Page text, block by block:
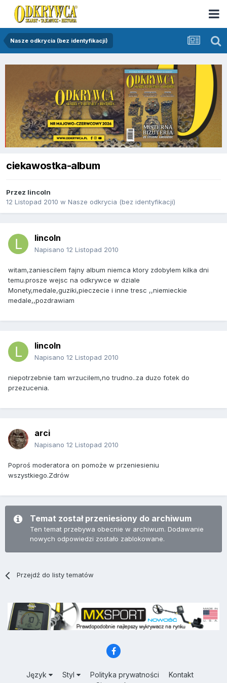
Nasze odkrycia (bez identyfikacji)
ciekawostka-album
Przez lincoln
12 Listopad 2010 w Nasze odkrycia (bez identyfikacji)
lincoln
Napisano 12 Listopad 2010
witam,zaniescilem fajny album niemca ktory zdobylem kilka dni
temu.prosze wejsc na odkrywce w dziale
Monety,medale,guziki,pieczecie i inne tresc ,,niemieckie
medale,,pozdrawiam
lincoln
Napisano 12 Listopad 2010
niepotrzebnie tam wrzucilem,no trudno..za duzo fotek do
przezucenia.
arci
Napisano 12 Listopad 2010
Poproś moderatora on pomoże w przeniesieniu
wszystkiego.Zdrów
Temat został przeniesiony do archiwum
Ten temat przebywa obecnie w archiwum. Dodawanie
nowych odpowiedzi zostało zablokowane.
Przejdź do listy tematów
Język Styl Polityka prywatności
Kontakt